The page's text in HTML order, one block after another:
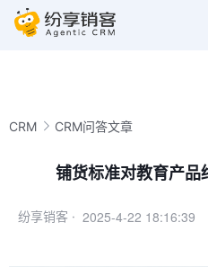
CRM CRM问答文章
铺货标准对教育产品
纷享销客 · 2025-4-22 18:16:39